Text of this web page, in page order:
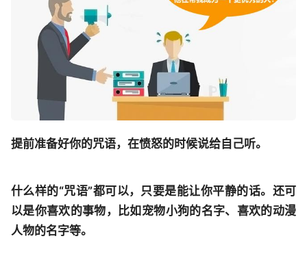
提前准备好你的咒语，在愤怒的时候说给自己听。
什么样的“咒语”都可以，只要是能让你平静的话。还可
以是你喜欢的事物，比如宠物小狗的名字、喜欢的动漫
人物的名字等。